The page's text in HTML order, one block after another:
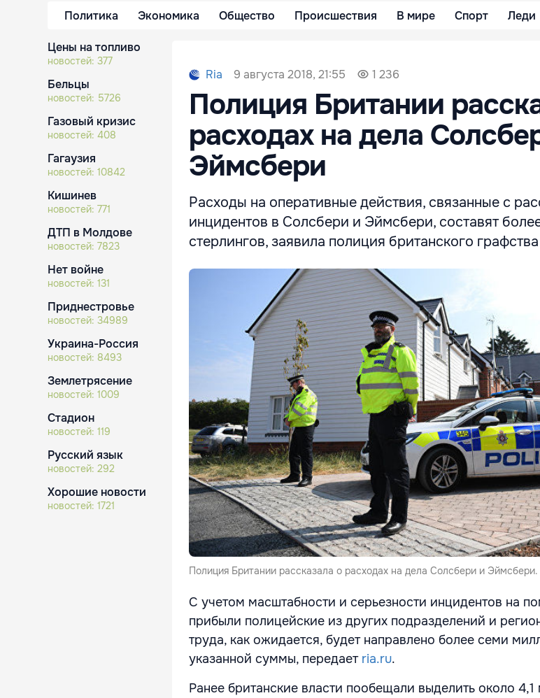
Политика Экономика Общество Происшествия В мире Спорт Леди
Цены на топливо
новостей: 377
Бельцы
новостей: 5726
Газовый кризис
новостей: 408
Гагаузия
новостей: 10842
Кишинев
новостей: 771
ДТП в Молдове
новостей: 7823
Нет войне
новостей: 131
Приднестровье
новостей: 34989
Украина-Россия
новостей: 8493
Землетрясение
новостей: 1009
Стадион
новостей: 119
Русский язык
новостей: 292
Хорошие новости
новостей: 1721
Ria 9 августа 2018, 21:55 1 236
Полиция Британии
расходах на дела
Эймсбери
Расходы на оперативные действия, связанные с
инцидентов в Солсбери и Эймсбери, составят
стерлингов, заявила полиция британского
Полиция Британии рассказала о расходах на дела Солсбери и Эймсбери.
С учетом масштабности и серьезности инцидентов на
прибыли полицейские из других подразделений и
труда, как ожидается, будет направлено более семи
указанной суммы, передает ria.ru.
Ранее британские власти пообещали выделить около